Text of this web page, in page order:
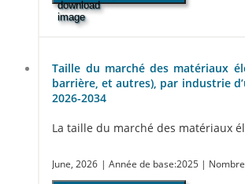
Taille du marché des matériaux
barrière, et autres), par industrie
2026-2034
La taille du marché des matériaux
June, 2026 | Année de base:2025 |